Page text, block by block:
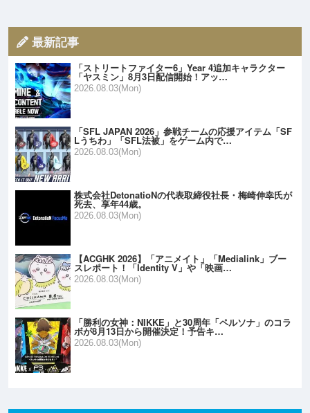
最新記事
「ストリートファイター6」Year 4追加キャラクター
「ヤスミン」8月3日配信開始！アッ…
2026.08.03(Mon)
「SFL JAPAN 2026」参戦チームの応援アイテム「SF
Lうちわ」「SFL法被」をゲーム内で…
2026.08.03(Mon)
株式会社DetonatioNの代表取締役社長・梅崎伸幸氏が
死去、享年44歳。
2026.08.03(Mon)
【ACGHK 2026】「アニメイト」「Medialink」ブー
スレポート！「Identity V」や「映画…
2026.08.03(Mon)
「勝利の女神：NIKKE」と30周年「ペルソナ」のコラ
ボが8月13日から開催決定！予告キ…
2026.08.03(Mon)